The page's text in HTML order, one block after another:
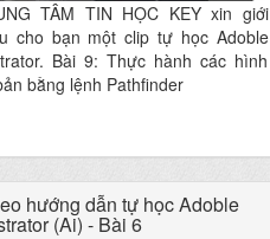
TÂM TIN HỌC KEY xin giới
cho bạn một clip tự học Adoble
Bài 9: Thực hành các hình
bằng lệnh Pathfinder
hướng dẫn tự học Adoble
(Ai) - Bài 6